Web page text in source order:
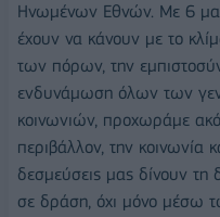
Ηνωμένων Εθνών. Με 6
έχουν να κάνουν με το
των πόρων, την
ενδυνάμωση όλων των
κοινωνιών, προχωράμε
περιβάλλον, την κοινωνία
δεσμεύσεις μας δίνουν
σε δράση, όχι μόνο μέσω